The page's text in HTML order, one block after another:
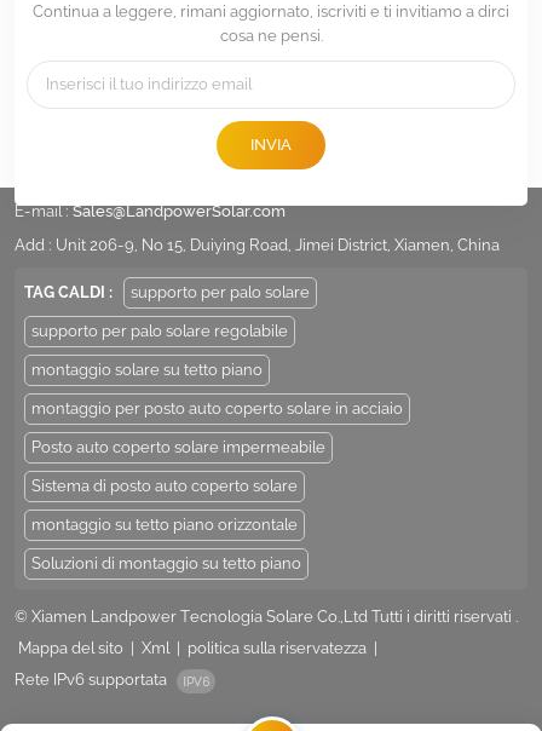
Continua a leggere, rimani aggiornato, iscriviti e ti invitiamo a dirci
cosa ne pensi.
INVIA
E-mail :Sales@LandpowerSolar.com
Add : Unit 206-9, No 15, Duiying Road, Jimei District, Xiamen, China
TAG CALDI : supporto per palo solare
supporto per palo solare regolabile
montaggio solare su tetto piano
montaggio per posto auto coperto solare in acciaio
Posto auto coperto solare impermeabile
Sistema di posto auto coperto solare
montaggio su tetto piano orizzontale
Soluzioni di montaggio su tetto piano
© Xiamen Landpower Tecnologia Solare Co.,Ltd Tutti i diritti riservati .
Mappa del sito
Xml politica sulla riservatezza
Rete IPv6 supportata